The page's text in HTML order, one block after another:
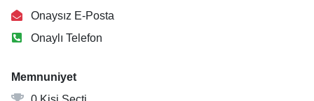
Onaysız E-Posta
Onaylı Telefon
Memnuniyet